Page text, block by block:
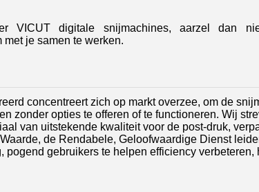
VICUT digitale snijmachines, aarzel dan
met je samen te werken.
concentreert zich op markt overzee, om de
zonder opties te offeren of te functioneren. Wij
van uitstekende kwaliteit voor de post-druk,
de Rendabele, Geloofwaardige Dienst
gebruikers te helpen efficiency